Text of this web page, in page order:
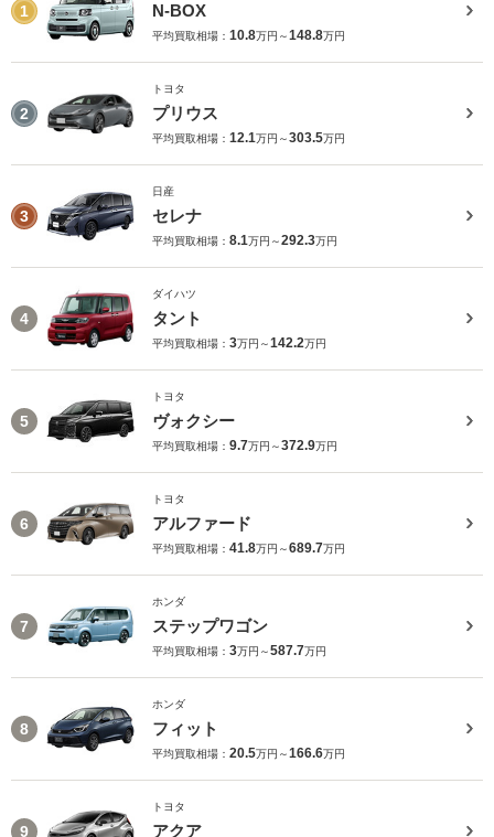
1 N-BOX
平均買取相場： 10.8万円～148.8万円
2
トヨタ
プリウス
平均買取相場： 12.1万円～303.5万円
3
日産
セレナ
平均買取相場： 8.1万円～292.3万円
4
ダイハツ
タント
平均買取相場： 3万円～142.2万円
5
トヨタ
ヴォクシー
平均買取相場： 9.7万円～372.9万円
6
トヨタ
アルファード
平均買取相場： 41.8万円～689.7万円
7
ホンダ
ステップワゴン
平均買取相場： 3万円～587.7万円
8
ホンダ
フィット
平均買取相場： 20.5万円～166.6万円
9
トヨタ
アクア